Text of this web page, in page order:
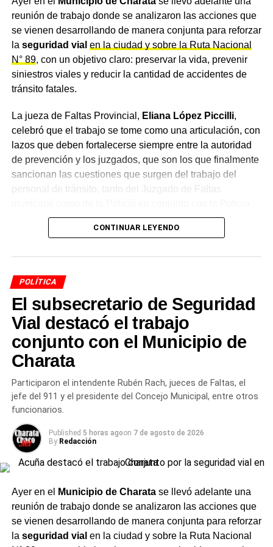
declarar a Charata Ciudad del Deporte Motor y
aspira a que la Provincia la reconozca como
capital de esas disciplinas
reunión de trabajo donde se analizaron las acciones que
se vienen desarrollando de manera conjunta para reforzar
la seguridad vial en la ciudad y sobre la Ruta Nacional
N° 89, con un objetivo claro: preservar la vida, prevenir
siniestros viales y reducir la cantidad de accidentes de
tránsito fatales.
La jueza de Faltas Provincial, Eliana López Piccilli,
celebró que el trabajo se tome como una articulación, con
lazos que deben fortalecerse siempre entre la autoridad
de prevención y los juzgados, que son los que finalmente
sancionan las cuestiones que surgen del trabajo del
personal de tránsito, tanto del Juzgado de Faltas
Caminera.
articulada
La funcionaria adelantó que se conversó sobre un
convenio de intervención articulada, mediante el cual
el Juzgado de Faltas judicial y provincial tomaría
intervención en los procedimientos de tránsito. Según
explicó, el objetivo es trabajar de manera articulada y
personal a cargo de la tarea preventiva, sino también en
la instancia posterior, de modo que se trate de un
personas involucradas.
Un encuentro con distintas
áreas
Del encuentro participaron, además, el intendente de
subsecretario de Seguridad
Vial, Rafael Acuña
; la jueza de Faltas Municipal, Gimena
CONTINUAR LEYENDO
POLÍTICA
El subsecretario de Seguridad
Vial destacó el trabajo
conjunto con el Municipio de
Charata
Participaron el intendente Rubén Rach, jueces de Faltas, el
jefe del 911 y el presidente del Concejo Municipal, entre otros
funcionarios.
Published 5 horas agoon 7 de agosto de 2026
By Redacción
Ayer en el Municipio de Charatase llevó adelante una
reunión de trabajo donde se analizaron las acciones que
se vienen desarrollando de manera conjunta para reforzar
la seguridad vial en la ciudad y sobre la Ruta Nacional